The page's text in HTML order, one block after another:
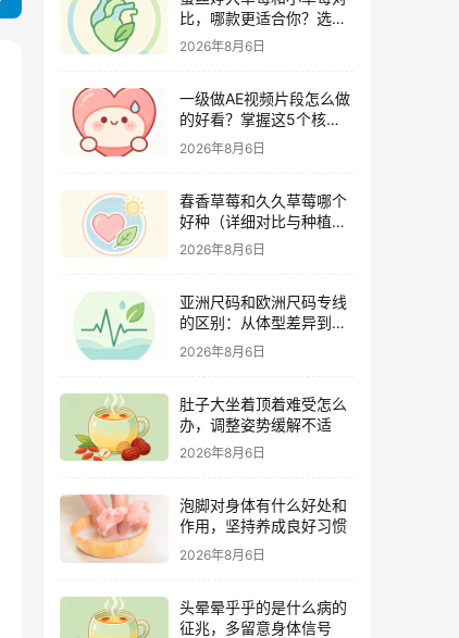
比，哪款更适合你？选购
指南全解析
2026年8月6日
一级做AE视频片段怎么做
的好看？掌握这5个核心
技巧
2026年8月6日
春香草莓和久久草莓哪个
好种（详细对比与种植指
南）
2026年8月6日
亚洲尺码和欧洲尺码专线
的区别：从体型差异到购
物避坑指南
2026年8月6日
肚子大坐着顶着难受怎么
办，调整姿势缓解不适
2026年8月6日
泡脚对身体有什么好处和
作用，坚持养成良好习惯
2026年8月6日
头晕晕乎乎的是什么病的
征兆，多留意身体信号